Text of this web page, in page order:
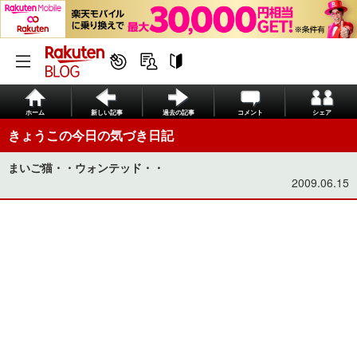
ホーム 新しい記事 過去の記事 コメント シェア
きょうこの今日の気づき日記
まいご猫・・ウォンテッド・・
2009.06.15